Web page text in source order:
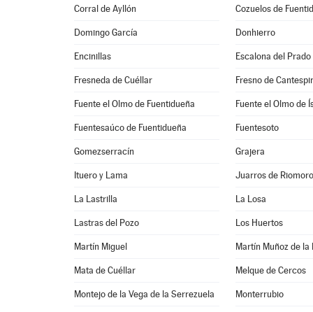
Corral de Ayllón Cozuelos de
Domingo García Donhierro
Encinillas Escalona del Prado
Fresneda de Cuéllar Fresno de
Fuente el Olmo de Fuentidueña Fuente el Olmo de
Fuentesaúco de Fuentidueña Fuentesoto
Gomezserracín Grajera
Ituero y Lama Juarros de
La Lastrilla La Losa
Lastras del Pozo Los Huertos
Martín Miguel Martín Muñoz de la
Mata de Cuéllar Melque de Cercos
Montejo de la Vega de la Serrezuela Monterrubio